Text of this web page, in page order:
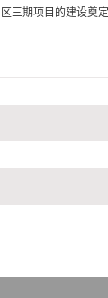
三期项目的建设奠